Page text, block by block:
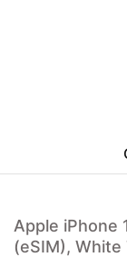
Apple iPhone
(eSIM), White